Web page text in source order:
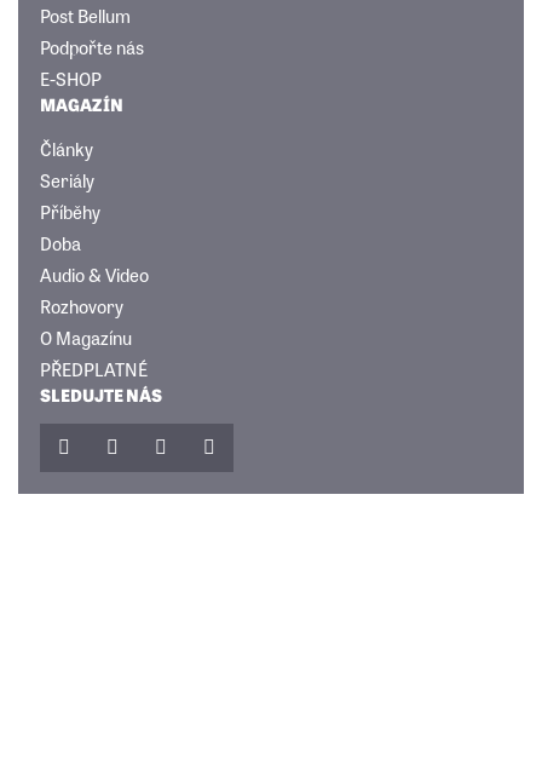
Post Bellum
Podpořte nás
E-SHOP
MAGAZÍN
Články
Seriály
Příběhy
Doba
Audio & Video
Rozhovory
O Magazínu
PŘEDPLATNÉ
SLEDUJTE NÁS